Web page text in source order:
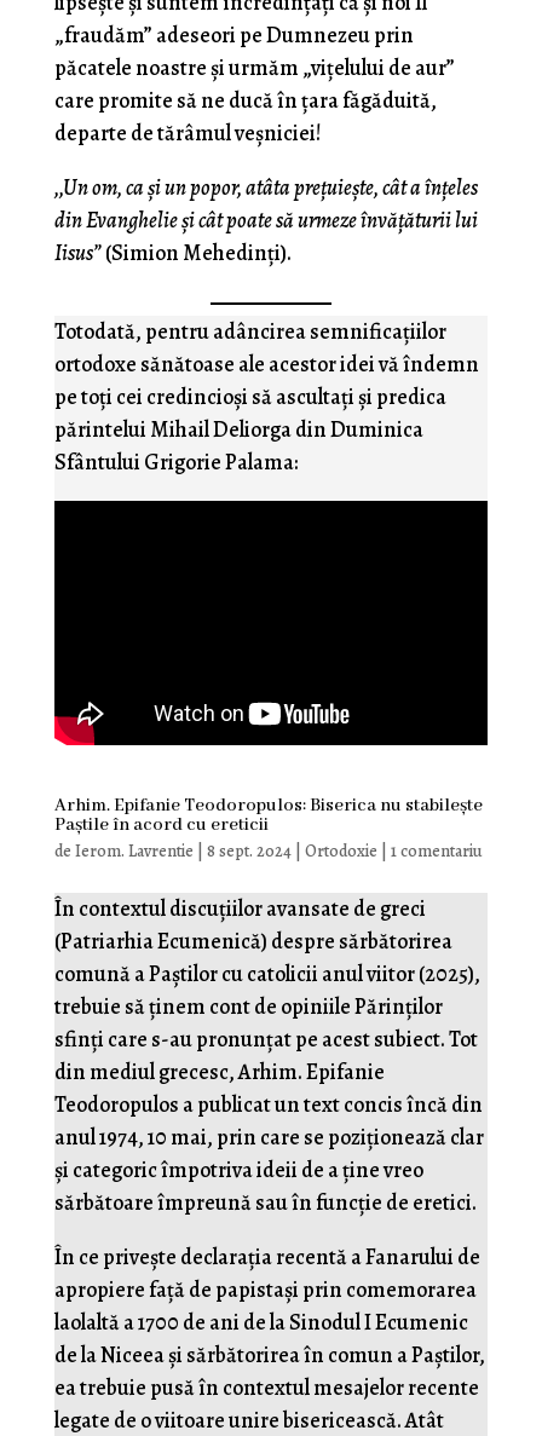
„fraudăm” adeseori pe Dumnezeu prin
păcatele noastre și urmăm „vițelului de aur”
care promite să ne ducă în țara făgăduită,
departe de tărâmul veșniciei!
,,Un om, ca și un popor, atâta prețuiește, cât a înțeles
din Evanghelie și cât poate să urmeze învățăturii lui
Iisus”(Simion Mehedinți).
Totodată, pentru adâncirea semnificaţiilor
ortodoxe sănătoase ale acestor idei vă îndemn
pe toţi cei credincioşi să ascultaţi şi predica
părintelui Mihail Deliorga din Duminica
Sfântului Grigorie Palama:
Arhim. Epifanie Teodoropulos: Biserica nu stabilește
Paștile în acord cu ereticii
de Ierom. Lavrentie 8 sept. 2024| Ortodoxie 1 comentariu
În contextul discuțiilor avansate de greci
(Patriarhia Ecumenică) despre sărbătorirea
comună a Paștilor cu catolicii anul viitor (2025),
trebuie să ținem cont de opiniile Părinților
sfinți care s-au pronunțat pe acest subiect. Tot
din mediul grecesc, Arhim. Epifanie
Teodoropulos a publicat un text concis încă din
anul 1974, 10 mai, prin care se poziționează clar
și categoric împotriva ideii de a ține vreo
sărbătoare împreună sau în funcție de eretici.
În ce privește declarația recentă a Fanarului de
apropiere față de papistași prin comemorarea
laolaltă a 1700 de ani de la Sinodul I Ecumenic
de la Niceea și sărbătorirea în comun a Paștilor,
ea trebuie pusă în contextul mesajelor recente
legate de o viitoare unire bisericească. Atât